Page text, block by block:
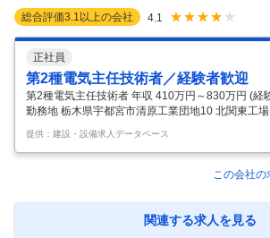
総合評価3.1 以上の会社 4.1
正社員
第2種電気主任技術者／経験者歓迎
第2種電気主任技術者 年収 410万円～830万円 (経
勤務地 栃木県宇都宮市清原工業団地10 北関東工
下記の業務を担当していただきます。 【具体的に
ユーティリティ設備の予防保全、メンテナンス等
令等に定める各種保安規定や管理標準等の改定 ・
内保全会社）への運転・保全管理の指導・支援・
勤、土日休み※夜勤はございません。 ・土日に関
めの工事立会で出勤していただくことはございます
提供：建設・設備求人データベース
この会社の
関連する求人を見る